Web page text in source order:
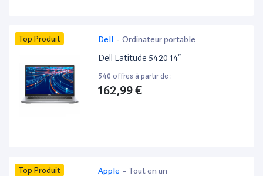
Top Produit Dell - Ordinateur portable
Dell Latitude 5420 14”
540 offres à partir de :
162,99 €
Top Produit Apple - Tout en un